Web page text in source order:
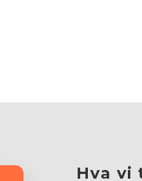
Hva vi